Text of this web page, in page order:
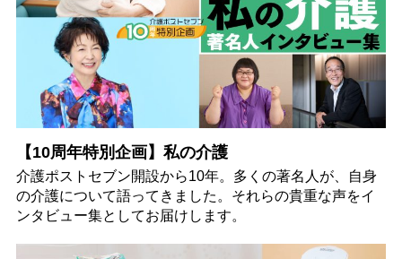
【10周年特別企画】私の介護
介護ポストセブン開設から10年。多くの著名人が、自身
の介護について語ってきました。それらの貴重な声をイ
ンタビュー集としてお届けします。